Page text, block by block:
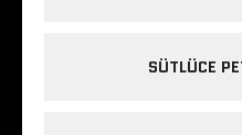
SÜTLÜCE